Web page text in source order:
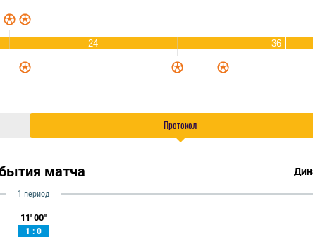
24 36
Протокол
матча
1 период
11' 00''
1 : 0